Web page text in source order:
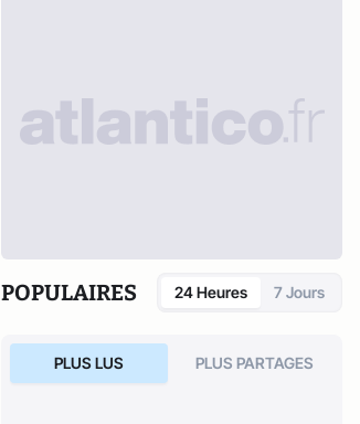
POPULAIRES 24 Heures 7 Jours
PLUS LUS PLUS PARTAGES